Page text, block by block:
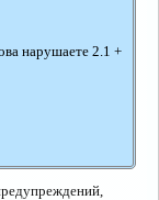
нарушаете 2.1 +